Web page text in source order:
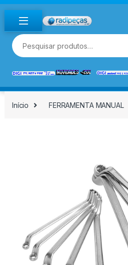
Skip to navigation
Skip to content
Pesquisar por:
Início FERRAMENTA MANUAL